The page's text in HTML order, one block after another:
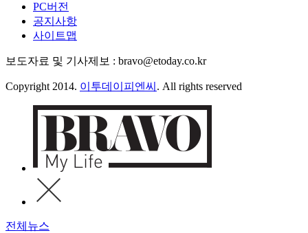
PC버전
공지사항
사이트맵
보도자료 및 기사제보 : bravo@etoday.co.kr
Copyright 2014. 이투데이피엔씨 . All rights reserved
전체뉴스